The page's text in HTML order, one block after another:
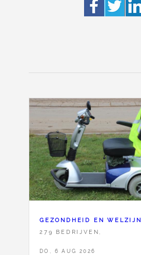
GEZONDHEID EN WELZIJN
279 BEDRIJVEN,
DO, 6 AUG 2026